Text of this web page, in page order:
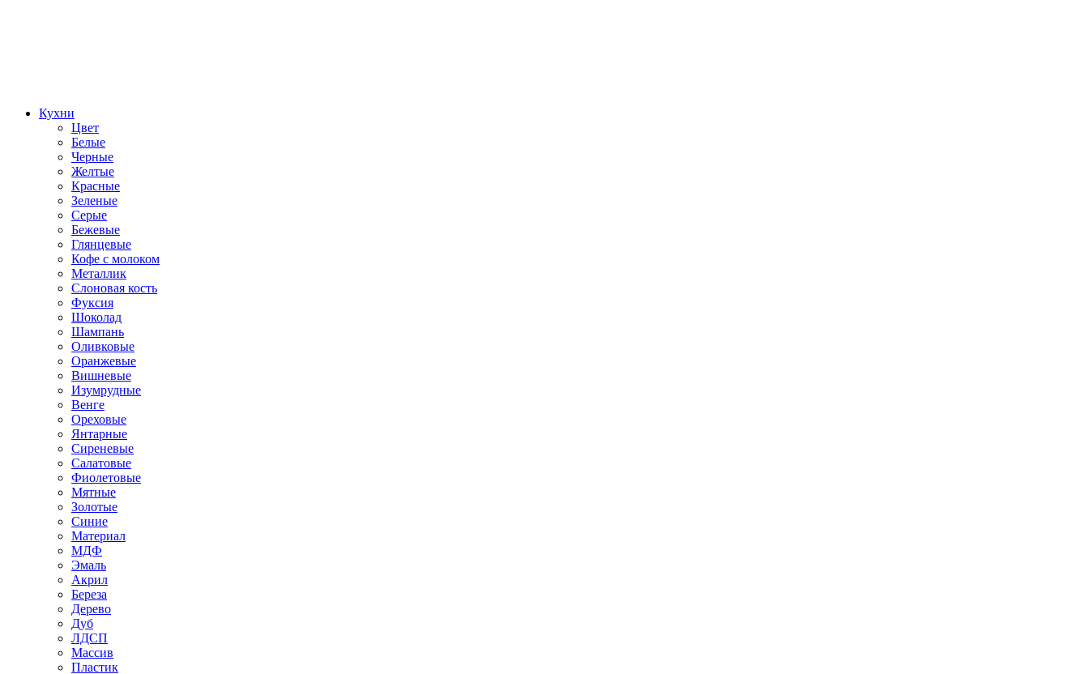
Кухни
Цвет
Белые
Черные
Желтые
Красные
Зеленые
Серые
Бежевые
Глянцевые
Кофе с молоком
Металлик
Слоновая кость
Фуксия
Шоколад
Шампань
Оливковые
Оранжевые
Вишневые
Изумрудные
Венге
Ореховые
Янтарные
Сиреневые
Салатовые
Фиолетовые
Мятные
Золотые
Синие
Материал
МДФ
Эмаль
Акрил
Береза
Дерево
Дуб
ЛДСП
Массив
Пластик